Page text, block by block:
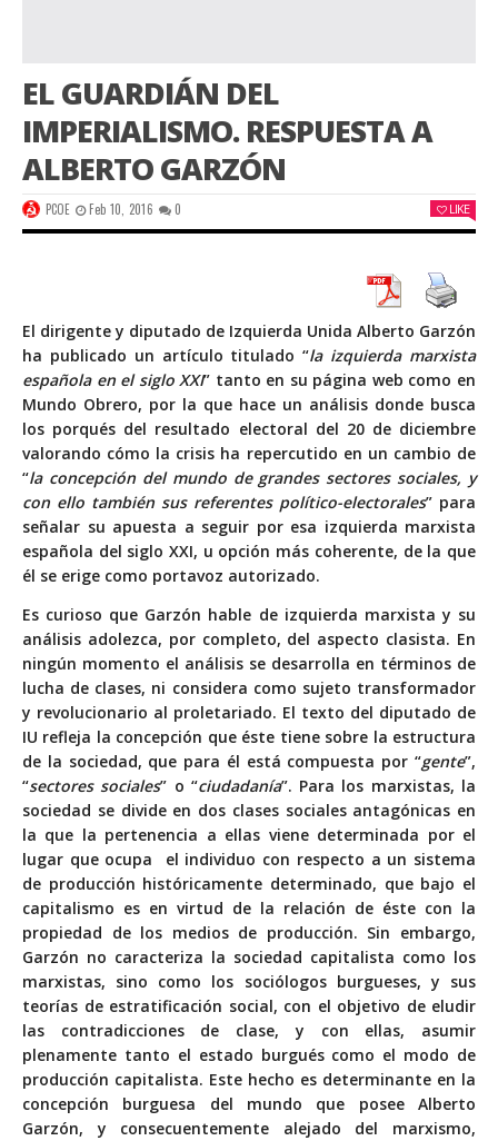
EL GUARDIÁN DEL
IMPERIALISMO. RESPUESTA A
ALBERTO GARZÓN
PCOE Feb 10, 2016 0 LIKE
El dirigente y diputado de Izquierda Unida Alberto Garzón
ha publicado un artículo titulado “la izquierda marxista
española en el siglo XXI” tanto en su página web como en
Mundo Obrero, por la que hace un análisis donde busca
los porqués del resultado electoral del 20 de diciembre
valorando cómo la crisis ha repercutido en un cambio de
“la concepción del mundo de grandes sectores sociales, y
con ello también sus referentes político-electorales” para
señalar su apuesta a seguir por esa izquierda marxista
española del siglo XXI, u opción más coherente, de la que
él se erige como portavoz autorizado.
Es curioso que Garzón hable de izquierda marxista y su
análisis adolezca, por completo, del aspecto clasista. En
ningún momento el análisis se desarrolla en términos de
lucha de clases, ni considera como sujeto transformador
y revolucionario al proletariado. El texto del diputado de
IU refleja la concepción que éste tiene sobre la estructura
de la sociedad, que para él está compuesta por “gente”,
“sectores sociales” o “ciudadanía”. Para los marxistas, la
sociedad se divide en dos clases sociales antagónicas en
la que la pertenencia a ellas viene determinada por el
lugar que ocupa el individuo con respecto a un sistema
de producción históricamente determinado, que bajo el
capitalismo es en virtud de la relación de éste con la
propiedad de los medios de producción. Sin embargo,
Garzón no caracteriza la sociedad capitalista como los
marxistas, sino como los sociólogos burgueses, y sus
teorías de estratificación social, con el objetivo de eludir
las contradicciones de clase, y con ellas, asumir
plenamente tanto el estado burgués como el modo de
producción capitalista. Este hecho es determinante en la
concepción burguesa del mundo que posee Alberto
Garzón, y consecuentemente alejado del marxismo,